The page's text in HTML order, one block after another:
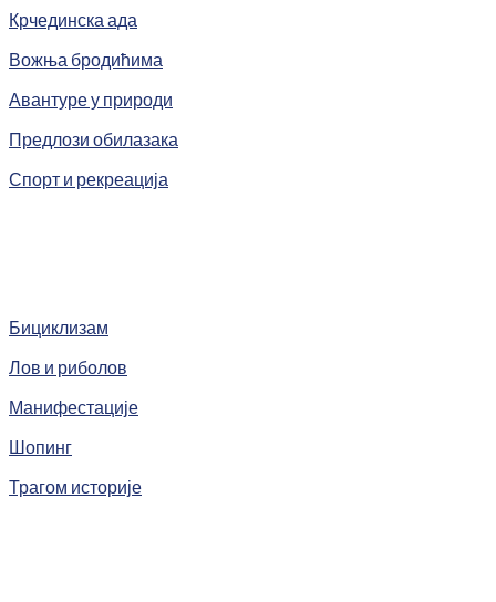
Крчединска ада
Вожња бродићима
Авантуре у природи
Предлози обилазака
Спорт и рекреација
Бициклизам
Лов и риболов
Манифестације
Шопинг
Трагом историје